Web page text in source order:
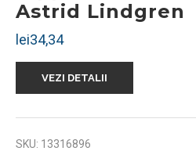
Astrid Lindgren
lei34,34
VEZI DETALII
SKU: 13316896